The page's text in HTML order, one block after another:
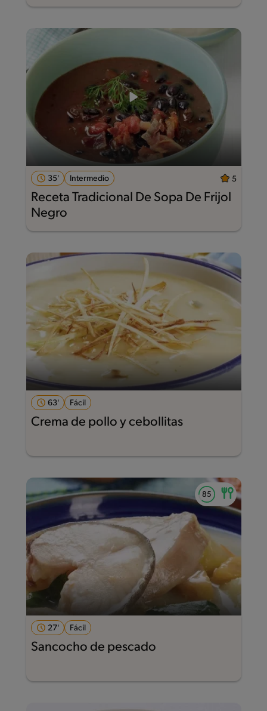
35' Intermedio 5
Receta Tradicional De Sopa De Frijol
Negro
63' Fácil
Crema de pollo y cebollitas
27' Fácil
Sancocho de pescado